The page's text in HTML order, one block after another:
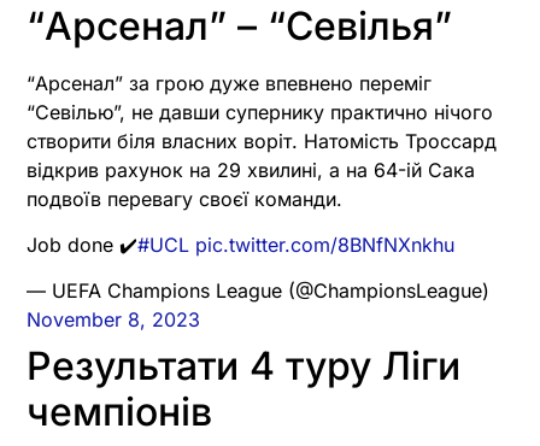
“Арсенал” – “Севілья”
“Арсенал” за грою дуже впевнено переміг
“Севілью”, не давши супернику практично нічого
створити біля власних воріт. Натомість Троссард
відкрив рахунок на 29 хвилині, а на 64-ій Сака
подвоїв перевагу своєї команди.
Job done ✔️#UCL pic.twitter.com/8BNfNXnkhu
— UEFA Champions League (@ChampionsLeague)
November 8, 2023
Результати 4 туру Ліги
чемпіонів